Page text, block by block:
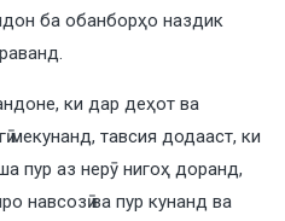
ба обанборҳо наздик
ки дар деҳот ва
мекунанд, тавсия додааст, ки
пур аз нерӯ нигоҳ доранд,
навсозӣ ва пур кунанд ва